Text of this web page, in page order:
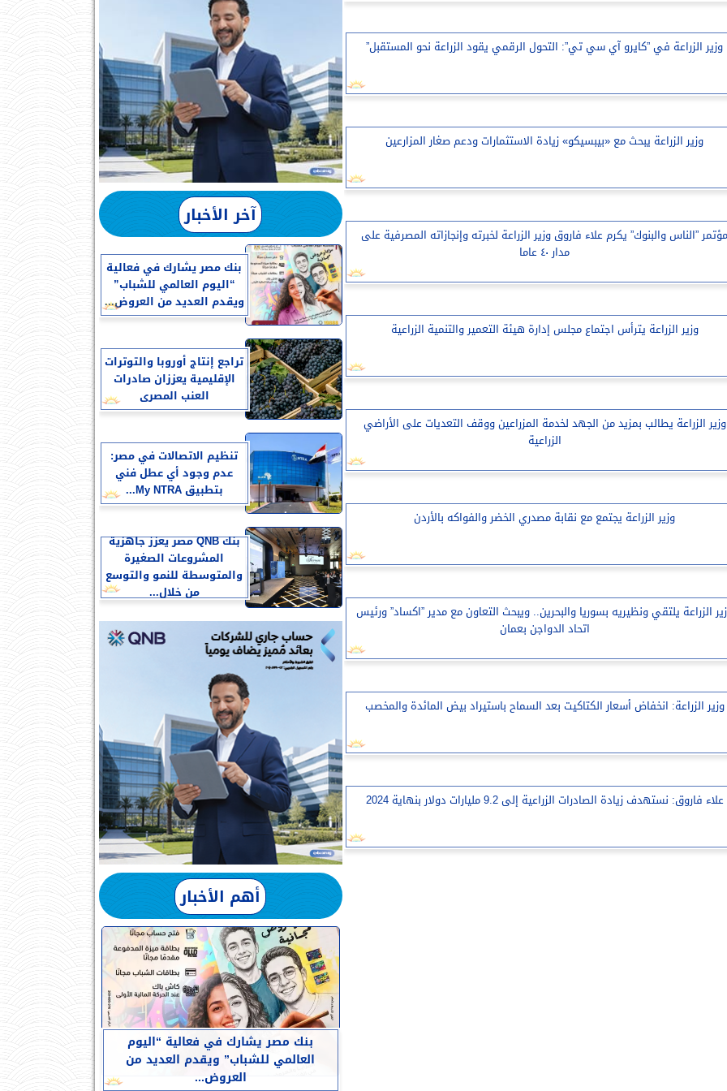
وزير الزراعة في ”كايرو آي سي تي”: التحول الرقمي يقود الزراعة نحو المستقبل”
وزير الزراعة يبحث مع «بيبسيكو» زيادة الاستثمارات ودعم صغار المزارعين
”الناس والبنوك” يكرم علاء فاروق وزير الزراعة لخبرته وإنجازاته المصرفية على
مدار ٤٠ عاما
وزير الزراعة يترأس اجتماع مجلس إدارة هيئة التعمير والتنمية الزراعية
وزير الزراعة يطالب بمزيد من الجهد لخدمة المزراعين ووقف التعديات على الأراضي
الزراعية
وزير الزراعة يجتمع مع نقابة مصدري الخضر والفواكه بالأردن
الزراعة يلتقي ونظيريه بسوريا والبحرين.. ويبحث التعاون مع مدير ”اكساد” ورئيس
اتحاد الدواجن بعمان
وزير الزراعة: انخفاض أسعار الكتاكيت بعد السماح باستيراد بيض المائدة والمخصب
علاء فاروق: نستهدف زيادة الصادرات الزراعية إلى 9.2 مليارات دولار بنهاية 2024
آخر الأخبار
بنك مصر يشارك في فعالية
“اليوم العالمي للشباب”
ويقدم العديد من العروض...
تراجع إنتاج أوروبا والتوترات
الإقليمية يعززان صادرات
العنب المصرى
تنظيم الاتصالات في مصر:
عدم وجود أي عطل فني
بتطبيق My NTRA...
بنك QNB مصر يعزز جاهزية
المشروعات الصغيرة
والمتوسطة للنمو والتوسع
من خلال...
أهم الأخبار
بنك مصر يشارك في فعالية “اليوم
العالمي للشباب” ويقدم العديد من
العروض...